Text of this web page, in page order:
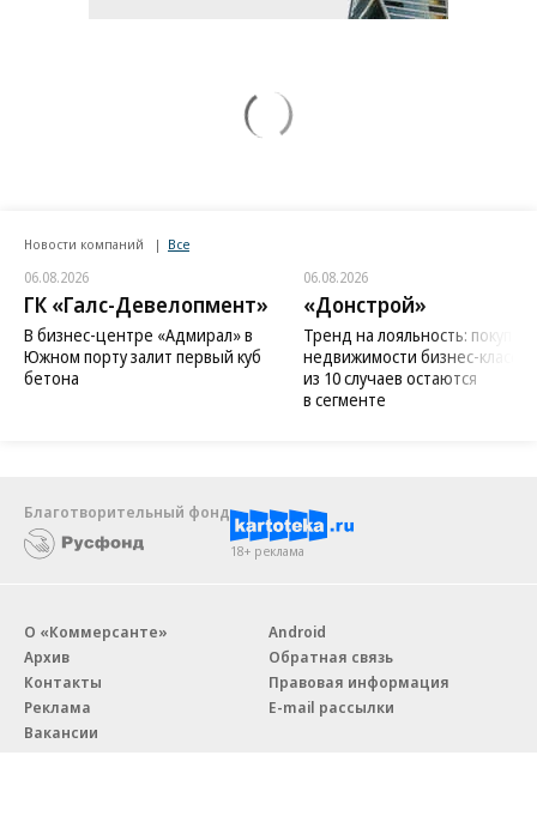
Новости компаний Все
06.08.2026
ГК «Галс-Девелопмент»
В бизнес-центре «Адмирал» в
Южном порту залит первый куб
бетона
06.08.2026
«Донстрой»
Тренд на лояльность:
недвижимости бизнес-класса
из 10 случаев остаются
в сегменте
Благотворительный фонд
18+ реклама
О «Коммерсанте»
Архив
Контакты
Реклама
Вакансии
Android
Обратная связь
Правовая информация
E-mail рассылки